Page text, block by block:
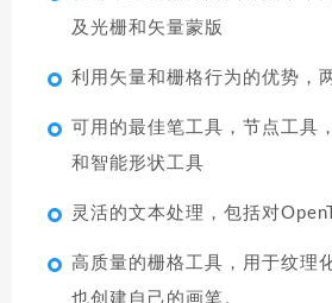
及光栅和矢量蒙版
利用矢量和栅格行为的优势，
可用的最佳笔工具，节点工具
和智能形状工具
灵活的文本处理，包括对
高质量的栅格工具，用于纹理
也创建自己的画笔。